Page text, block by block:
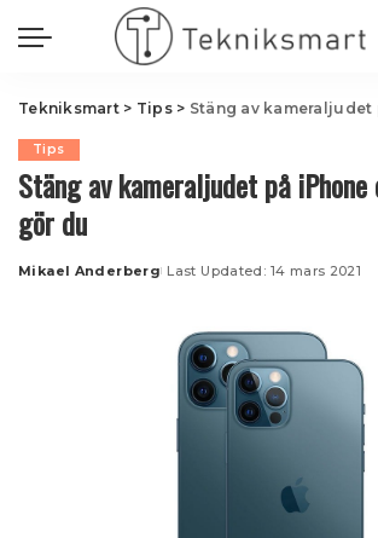
Tekniksmart> Tips> Stäng av kameraljudet på
Tips
Stäng av kameraljudet på
gör du
Posted
Mikael Anderberg Last Updated: 14 mars 2021